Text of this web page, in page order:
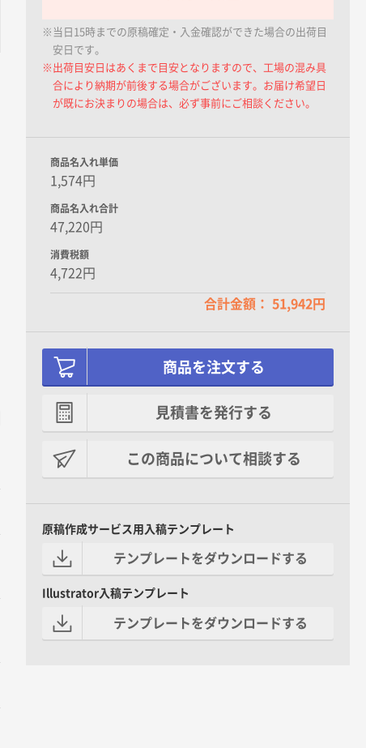
※当日15時までの原稿確定・入金確認ができた場合の出荷目
安日です。
※出荷目安日はあくまで目安となりますので、工場の混み具
合により納期が前後する場合がございます。お届け希望日
が既にお決まりの場合は、必ず事前にご相談ください。
商品名入れ単価
1,574円
商品名入れ合計
47,220円
消費税額
4,722円
合計金額： 51,942円
商品を注文する
見積書を発行する
この商品について相談する
原稿作成サービス用入稿テンプレート
テンプレートをダウンロードする
Illustrator入稿テンプレート
テンプレートをダウンロードする